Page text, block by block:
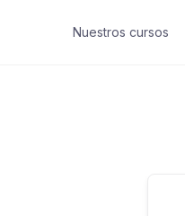
Nuestros cursos